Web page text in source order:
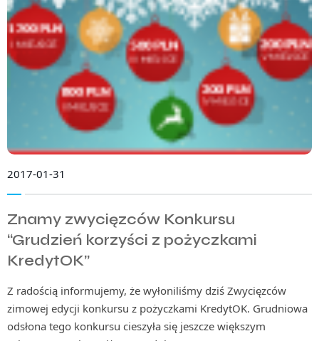
2017-01-31
Znamy zwycięzców Konkursu
“Grudzień korzyści z pożyczkami
KredytOK”
Z radością informujemy, że wyłoniliśmy dziś Zwycięzców
zimowej edycji konkursu z pożyczkami KredytOK. Grudniowa
odsłona tego konkursu cieszyła się jeszcze większym